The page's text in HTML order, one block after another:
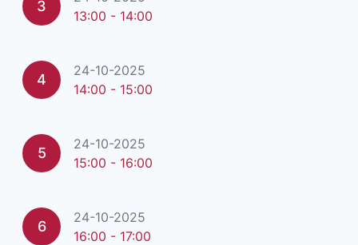
3
13:00 - 14:00
4
24-10-2025
14:00 - 15:00
5
24-10-2025
15:00 - 16:00
6
24-10-2025
16:00 - 17:00